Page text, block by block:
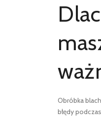
Obróbka
błędy